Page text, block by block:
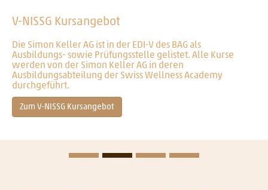
V-NISSG Kursangebot
Die Simon Keller AG ist in der EDI-V des BAG als
Ausbildungs- sowie Prüfungsstelle gelistet. Alle Kurse
werden von der Simon Keller AG in deren
Ausbildungsabteilung der Swiss Wellness Academy
durchgeführt.
Zum V-NISSG Kursangebot